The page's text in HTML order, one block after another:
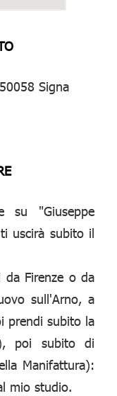
Signa
su "Giuseppe
uscirà subito il
Firenze o da
sull'Arno, a
prendi subito la
poi subito di
Manifattura):
mio studio.